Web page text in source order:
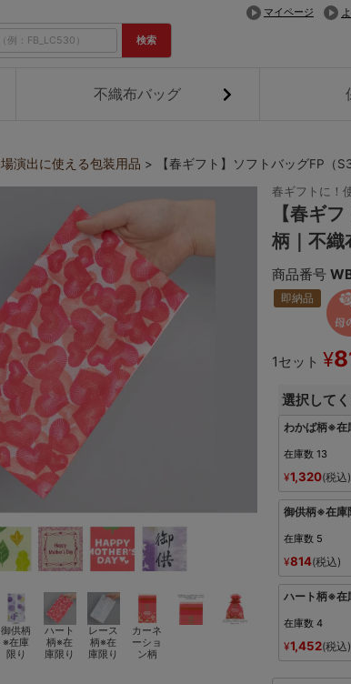
検索
マイページ
不織布バッグ
演出に使える包装用品 【春ギフト】ソフトバッグFP（
御供柄
※在庫
限り
ハート
柄※在
庫限り
レース
柄※在
庫限り
カーネ
ーショ
ン柄
春ギフトに！
【春ギ
柄｜不織
商品番号
即納品
1セット ¥
選択して
わかば柄※在
在庫数 13
¥1,320 税込
御供柄※在庫
在庫数 5
¥814 税込
ハート柄※在
在庫数 4
¥1,452 税込